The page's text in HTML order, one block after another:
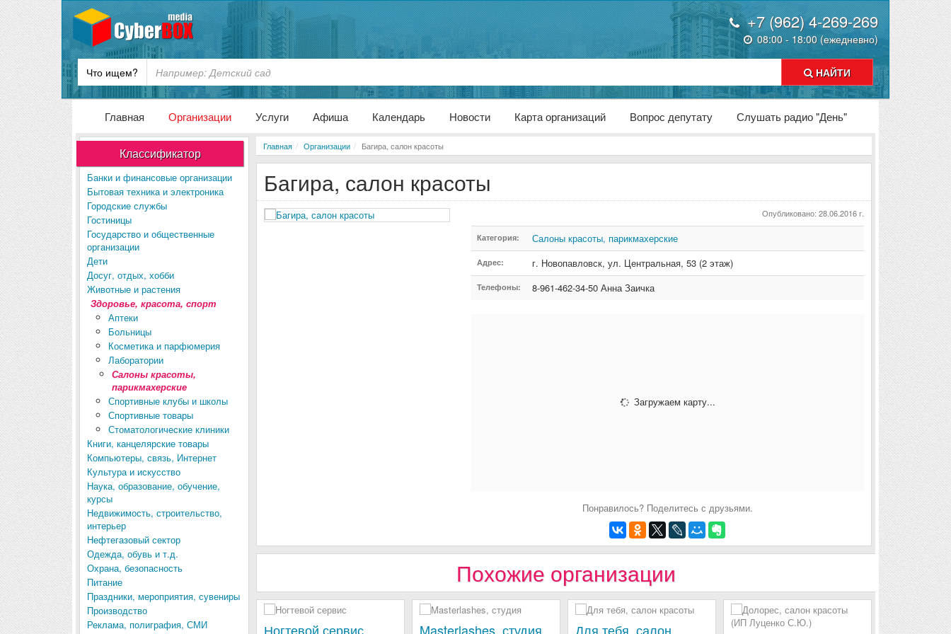
+7 (962) 4-269-269
08:00 - 18:00 (ежедневно)
Что ищем? НАЙТИ
Главная Организации Услуги Афиша Календарь Новости Карта организаций Вопрос депутату Слушать радио "День"
Классификатор
Банки и финансовые организации
Бытовая техника и электроника
Городские службы
Гостиницы
Государство и общественные
организации
Дети
Досуг, отдых, хобби
Животные и растения
Здоровье, красота, спорт
Аптеки
Больницы
Косметика и парфюмерия
Лаборатории
Салоны красоты,
парикмахерские
Спортивные клубы и школы
Спортивные товары
Стоматологические клиники
Книги, канцелярские товары
Компьютеры, связь, Интернет
Культура и искусство
Наука, образование, обучение,
курсы
Недвижимость, строительство,
интерьер
Нефтегазовый сектор
Одежда, обувь и т.д.
Охрана, безопасность
Питание
Праздники, мероприятия, сувениры
Производство
Реклама, полиграфия, СМИ
Главная Организации Багира, салон красоты
Багира, салон красоты
Опубликовано: 28.06.2016 г.
Категория: Салоны красоты, парикмахерские
Адрес: г. Новопавловск, ул. Центральная, 53 (2 этаж)
Телефоны: 8-961-462-34-50 Анна Заичка
Загружаем карту...
Понравилось? Поделитесь с друзьями.
Похожие организации
Ногтевой сервис Masterlashes, студия Для тебя, салон